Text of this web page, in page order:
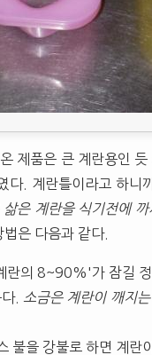
제품은 큰 계란용인
다. 계란틀이라고 하니
삶은 계란을 식기전에
은 다음과 같다.
의 8~90%'가 잠길 정
.
소금은 계란이 깨지
불을 강불로 하면 계란